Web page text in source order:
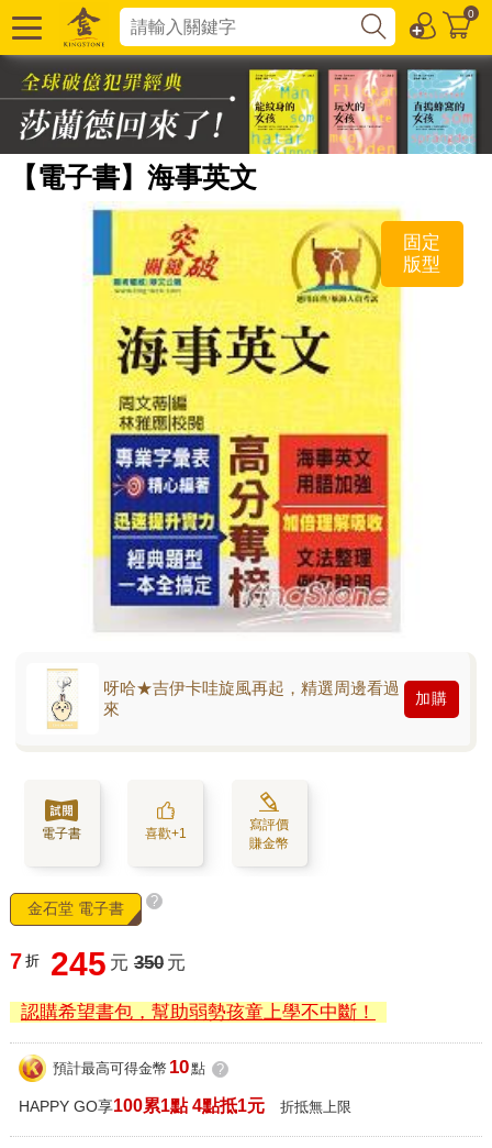
0
【電子書】海事英文
固定
版型
呀哈★吉伊卡哇旋風再起，精選周邊看過
來
加購
電子書 喜歡+1
寫評價
賺金幣
金石堂 電子書 ?
7 折 245 元 350 元
認購希望書包，幫助弱勢孩童上學不中斷！
預計最高可得金幣 10點 ?
HAPPY GO享100累1點 4點抵1元 折抵無上限